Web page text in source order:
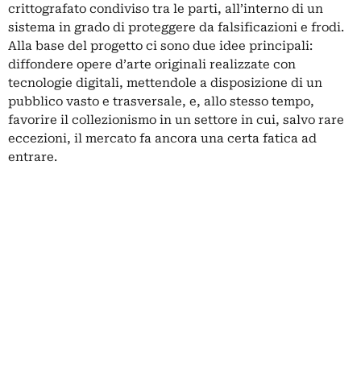
crittografato condiviso tra le parti, all’interno di un
sistema in grado di proteggere da falsificazioni e frodi.
Alla base del progetto ci sono due idee principali:
diffondere opere d’arte originali realizzate con
tecnologie digitali, mettendole a disposizione di un
pubblico vasto e trasversale, e, allo stesso tempo,
favorire il collezionismo in un settore in cui, salvo rare
eccezioni, il mercato fa ancora una certa fatica ad
entrare.